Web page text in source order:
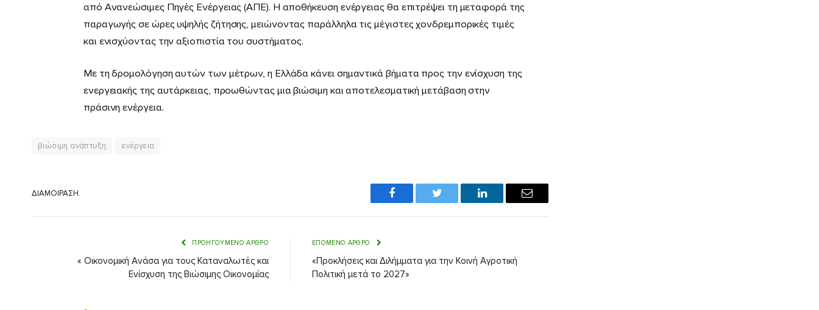
από Ανανεώσιμες Πηγές Ενέργειας (ΑΠΕ). Η αποθήκευση ενέργειας θα επιτρέψει τη μεταφορά της
παραγωγής σε ώρες υψηλής ζήτησης, μειώνοντας παράλληλα τις μέγιστες χονδρεμπορικές τιμές
και ενισχύοντας την αξιοπιστία του συστήματος.
Με τη δρομολόγηση αυτών των μέτρων, η Ελλάδα κάνει σημαντικά βήματα προς την ενίσχυση της
ενεργειακής της αυτάρκειας, προωθώντας μια βιώσιμη και αποτελεσματική μετάβαση στην
πράσινη ενέργεια.
βιώσιμη ανάπτυξη ενέργεια
ΔΙΑΜΟΊΡΑΣΗ.
FacebookTwitter LinkedIn Email
ΠΡΟΗΓΟΎΜΕΝΟ ΆΡΘΡΟ
« Οικονομική Ανάσα για τους Καταναλωτές και
Ενίσχυση της Βιώσιμης Οικονομίας
ΕΠΌΜΕΝΟ ΆΡΘΡΟ
«Προκλήσεις και Διλήμματα για την Κοινή Αγροτική
Πολιτική μετά το 2027»